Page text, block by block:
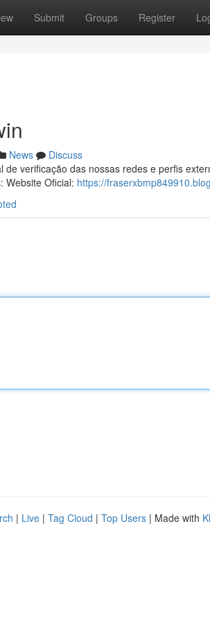
Submit Groups Register
News
Discuss
de verificação das nossas redes e perfis
Website Oficial: https://
| Live | Tag Cloud | Top Users | Made with